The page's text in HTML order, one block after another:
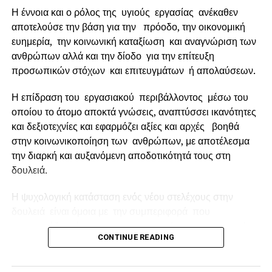
αυτοαπασχολούμενους από όλη την Ελλάδα. Το
πρόγραμμα τηλεκατάρτισης που έχει αναλάβει να
υλοποιήσει ο ΣΒΕ, αποτελεί ευκαιρία για να αποκτήσουν
οι ενδιαφερόμενοι κατάρτιση σχετική με το εξαγωγικό
εμπόριο αλλά και τον κλάδο των αλουμινοκατασκευαστών.
Παράλληλα θα λάβουν εκπαιδευτικό επίδομα ύψους €400
και €350 ανάλογα με το σεμινάριο που θα επιλέξουν.
Πρόκειται για μια σημαντική πρωτοβουλία του
Υπουργείου Ανάπτυξης και Επενδύσεων που δίνει ένα
σημαντικό βοήθημα για όλους τους εργαζομένους του
ιδιωτικού τομέα της οικονομίας και τους
αυτοαπασχολούμενους, τη στιγμή που ακόμα και οι πιο
σοβαρά από το πρόσφατο lockdown της οικονομίας».
RELATED TOPICS:
Η έννοια και ο ρόλος της υγιούς εργασίας ανέκαθεν
αποτελούσε την βάση για την πρόοδο, την οικονομική
ευημερία, την κοινωνική καταξίωση και αναγνώριση των
ανθρώπων αλλά και την δίοδο για την επίτευξη
προσωπικών στόχων και επιτευγμάτων ή απολαύσεων.
Η επίδραση του εργασιακού περιβάλλοντος μέσω του
οποίου το άτομο αποκτά γνώσεις, αναπτύσσει ικανότητες
και δεξιοτεχνίες και εφαρμόζει αξίες και αρχές βοηθά
στην κοινωνικοποίηση των ανθρώπων, με αποτέλεσμα
την διαρκή και αυξανόμενη αποδοτικότητά τους στη
δουλειά.
Η ψυχολογική κατάσταση ενός νέου στελέχους στην
παρουσιάζει κάποιος που αργοπορεί σε μια κοινωνική
Επειδή αισθάνεται άβολα , αμήχανα και περίεργα ίσως το
CONTINUE READING